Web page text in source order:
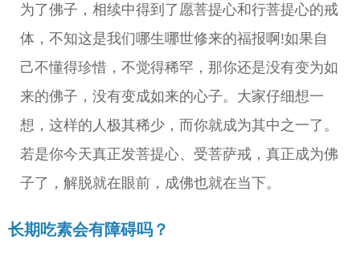
为了佛子，相续中得到了愿菩提心和行菩提心的戒
体，不知这是我们哪生哪世修来的福报啊!如果自
己不懂得珍惜，不觉得稀罕，那你还是没有变为如
来的佛子，没有变成如来的心子。大家仔细想一
想，这样的人极其稀少，而你就成为其中之一了。
若是你今天真正发菩提心、受菩萨戒，真正成为佛
子了，解脱就在眼前，成佛也就在当下。
长期吃素会有障碍吗？